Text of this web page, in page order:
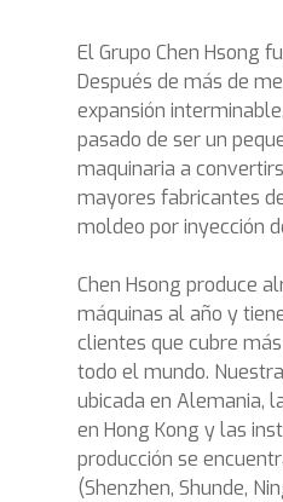
El Grupo Chen Hsong
Después de más de
expansión
pasado de ser un
maquinaria a
mayores fabricantes
moldeo por inyección
Chen Hsong produce
máquinas al año y
clientes que cubre
todo el mundo.
ubicada en Alemania,
en Hong Kong y las
producción se
(Shenzhen, Shunde,